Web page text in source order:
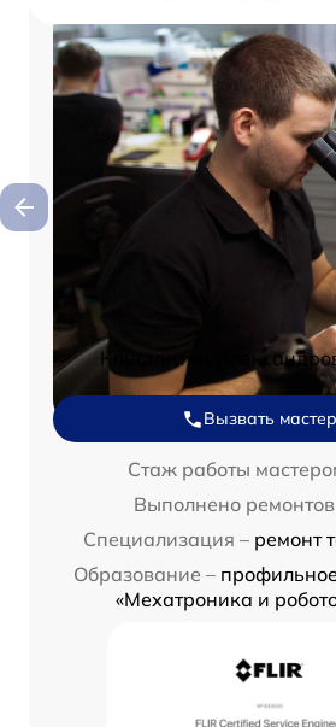
Константин
Вызвать
Стаж работы
Выполнено ремонтов
Специализация – ремонт
Образование –
«Мехатроника и